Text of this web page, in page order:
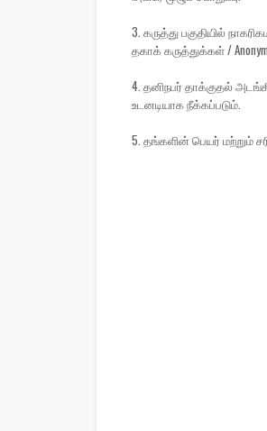
3. கருத்து பகுதியில்
தகாக் கருத்துக்கள் /
4. தனிநபர் தாக்குதல்
உடனடியாக நீக்கப்படும்.
5. தங்களின் பெயர் மற்றும்